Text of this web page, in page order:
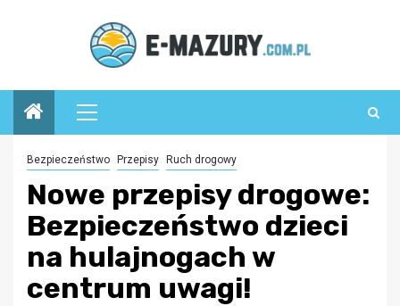
Menu
główne
Bezpieczeństwo Przepisy Ruch drogowy
Nowe przepisy drogowe:
Bezpieczeństwo dzieci
na hulajnogach w
centrum uwagi!